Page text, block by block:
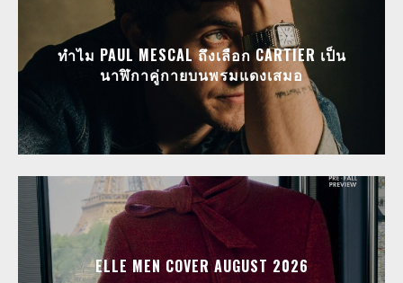
ทำไม PAUL MESCAL ถึงเลือก CARTIER เป็น
นาฬิกาคู่กายบนพรมแดงเสมอ
ELLE MEN COVER AUGUST 2026